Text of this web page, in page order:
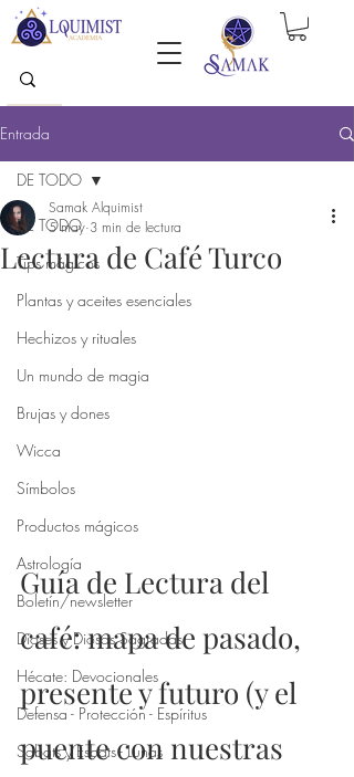
Entrada
DE TODO
Tips mágicos
Plantas y aceites esenciales
Hechizos y rituales
Un mundo de magia
Brujas y dones
Wicca
Símbolos
Productos mágicos
Astrología
Boletín/newsletter
Dioses y Diosas Sagradas
Hécate: Devocionales
Defensa - Protección - Espíritus
Sabats y Esbats - Lunas
DE TODO
Lectura de Café Turco
Samak Alquimist
5 may 3 min de lectura
Guía de Lectura del
café: mapa de pasado,
presente y futuro (y el
puente con nuestras